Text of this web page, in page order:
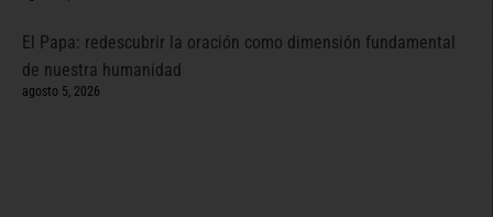
El Papa: redescubrir la oración como dimensión fundamental
de nuestra humanidad
agosto 5, 2026